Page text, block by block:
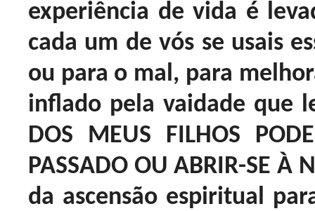
experiência de vida é
cada um de vós se usais
ou para o mal, para
inflado pela vaidade que
DOS MEUS FILHOS
PASSADO OU ABRIR-SE À
da ascensão espiritual